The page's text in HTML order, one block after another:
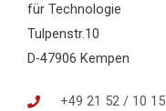
für Technologie
Tulpenstr.10
D-47906 Kempen
+49 21 52 / 10 15